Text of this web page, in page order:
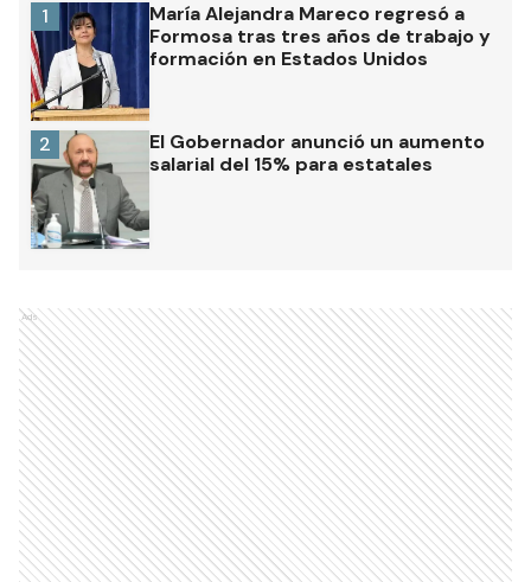
María Alejandra Mareco regresó a
Formosa tras tres años de trabajo y
formación en Estados Unidos
1
El Gobernador anunció un aumento
salarial del 15% para estatales
2
Ads